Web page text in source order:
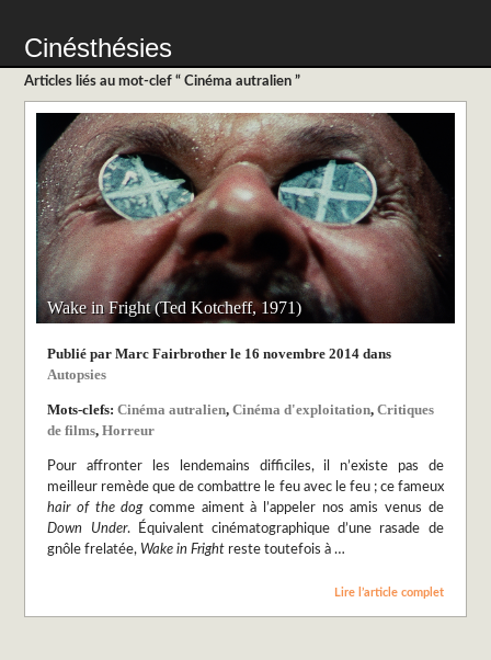
Cinésthésies
Articles liés au mot-clef “ Cinéma autralien ”
Wake in Fright (Ted Kotcheff, 1971)
Publié par Marc Fairbrother le 16 novembre 2014 dans
Autopsies
Mots-clefs:Cinéma autralien,Cinéma d'exploitation,Critiques
de films,Horreur
Pour affronter les lendemains difficiles, il n’existe pas de
meilleur remède que de combattre le feu avec le feu ; ce fameux
hair of the dogcomme aiment à l’appeler nos amis venus de
Down Under. Équivalent cinématographique d’une rasade de
gnôle frelatée, Wake in Fright reste toutefois à …
Lire l’article complet